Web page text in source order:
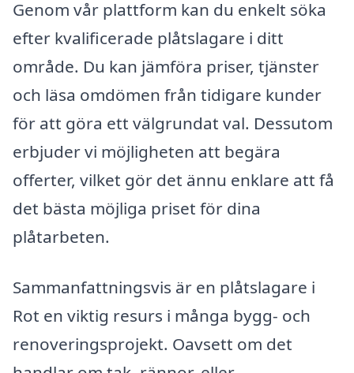
Genom vår plattform kan du enkelt söka
efter kvalificerade plåtslagare i ditt
område. Du kan jämföra priser, tjänster
och läsa omdömen från tidigare kunder
för att göra ett välgrundat val. Dessutom
erbjuder vi möjligheten att begära
offerter, vilket gör det ännu enklare att få
det bästa möjliga priset för dina
plåtarbeten.
Sammanfattningsvis är en plåtslagare i
Rot en viktig resurs i många bygg- och
renoveringsprojekt. Oavsett om det